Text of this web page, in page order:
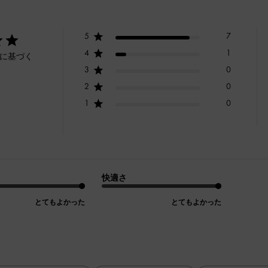
基づく
5
7
4
1
3
0
2
0
1
0
とてもよかった
快適さ
とてもよかった